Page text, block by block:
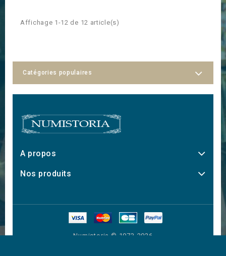
Affichage 1-12 de 12 article(s)
Catégories populaires
A propos
Nos produits
Numistoria © 1973-2026